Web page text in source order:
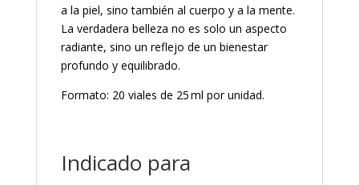
a la piel, sino también al cuerpo y a la mente.
La verdadera belleza no es solo un aspecto
radiante, sino un reflejo de un bienestar
profundo y equilibrado.
Formato: 20 viales de 25 ml por unidad.
Indicado para